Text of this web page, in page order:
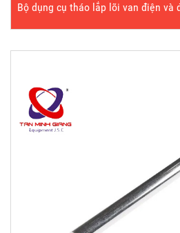
Bộ dụng cụ tháo lắp lõi van điện và